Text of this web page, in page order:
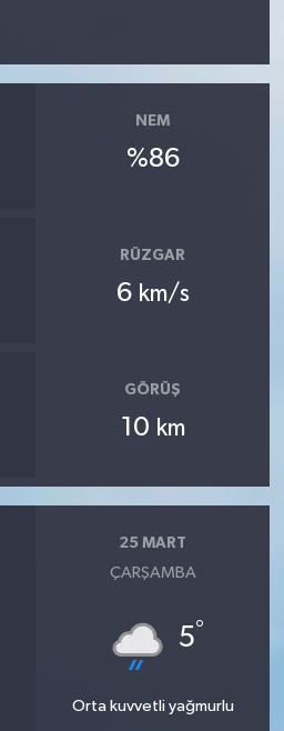
NEM
%86
RÜZGAR
6 km/s
GÖRÜŞ
10 km
25 MART
ÇARŞAMBA
5°
Orta kuvvetli yağmurlu